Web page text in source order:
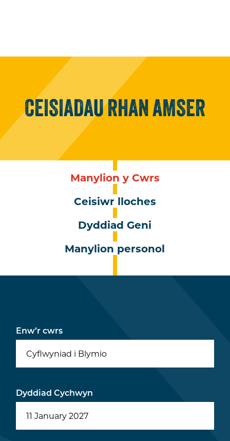
CEISIADAURHANAMSER
Manylion y Cwrs
Ceisiwr lloches
Dyddiad Geni
Manylion personol
Enw’r cwrs
Cyflwyniad i Blymio
Dyddiad Cychwyn